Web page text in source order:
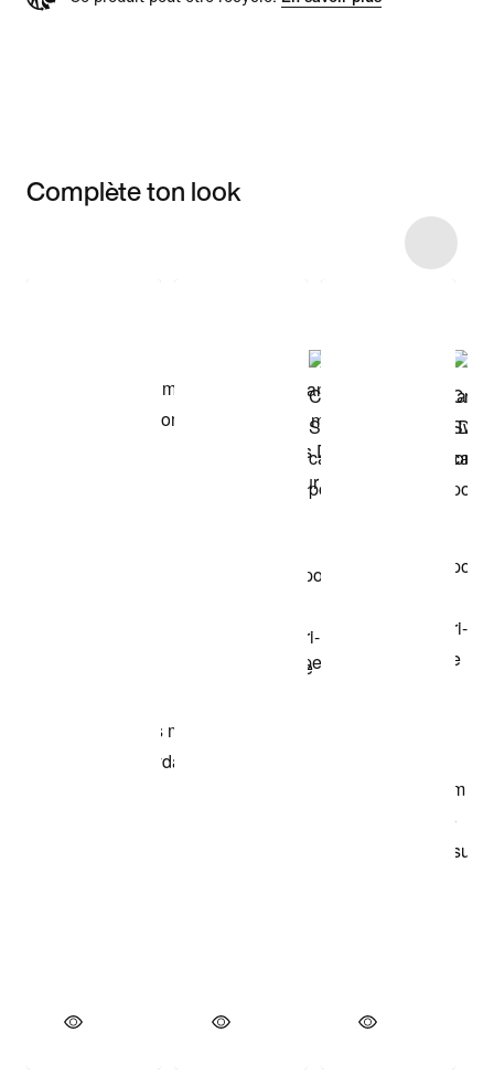
Complète ton look